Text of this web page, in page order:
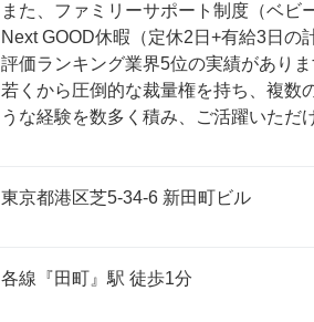
また、ファミリーサポート制度（ベ
Next GOOD休暇（定休2日+有給3日
評価ランキング業界5位の実績がありま
若くから圧倒的な裁量権を持ち、複数
うな経験を数多く積み、ご活躍いただ
東京都港区芝5-34-6 新田町ビル
各線『田町』駅 徒歩1分